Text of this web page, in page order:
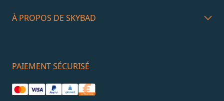
À PROPOS DE SKYBAD
PAIEMENT SÉCURISÉ